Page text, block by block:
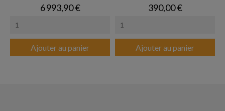
Prix
6 993,90 €
Ajouter au panier
Prix
390,00 €
Ajouter au panier